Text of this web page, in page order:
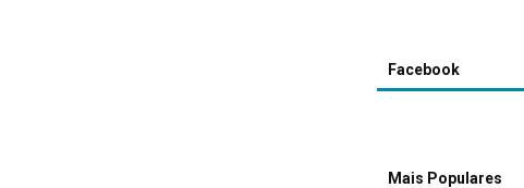
Facebook
Mais Populares